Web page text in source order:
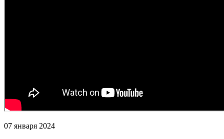
07 января 2024